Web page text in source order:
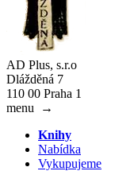
AD Plus, s.r.o
Dlážděná 7
110 00 Praha 1
menu
→
Knihy
Nabídka
Vykupujeme